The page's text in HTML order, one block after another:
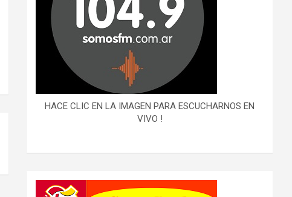
HACE CLIC EN LA IMAGEN PARA ESCUCHARNOS EN
VIVO !